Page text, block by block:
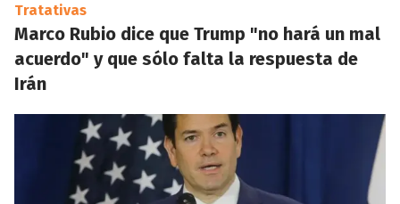
Tratativas
Marco Rubio dice que Trump "no hará un mal
acuerdo" y que sólo falta la respuesta de
Irán